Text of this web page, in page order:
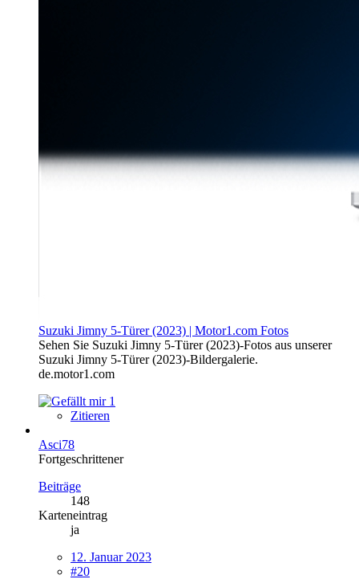
Suzuki Jimny 5-Türer (2023) | Motor1.com Fotos
Sehen Sie Suzuki Jimny 5-Türer (2023)-Fotos aus unserer
Suzuki Jimny 5-Türer (2023)-Bildergalerie.
de.motor1.com
1
Zitieren
Asci78
Fortgeschrittener
Beiträge
148
Karteneintrag
ja
12. Januar 2023
#20